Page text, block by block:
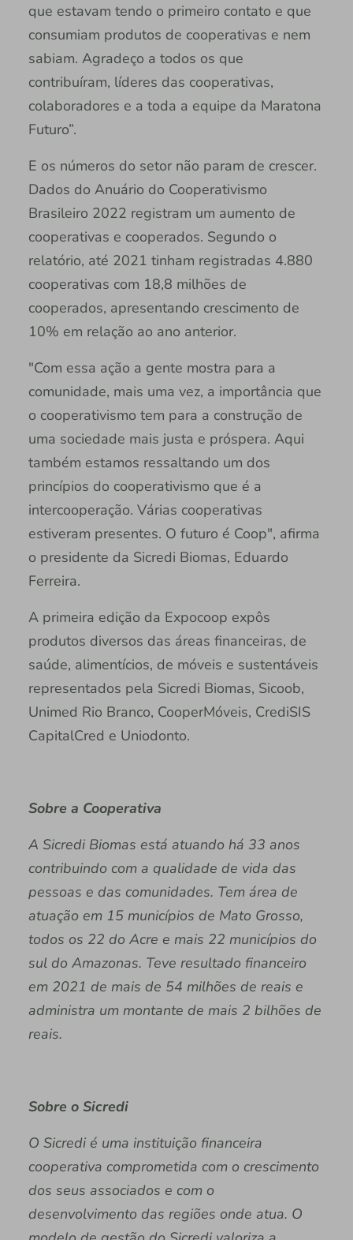
que estavam tendo o primeiro contato e que
consumiam produtos de cooperativas e nem
sabiam. Agradeço a todos os que
contribuíram, líderes das cooperativas,
colaboradores e a toda a equipe da Maratona
Futuro”.
E os números do setor não param de crescer.
Dados do Anuário do Cooperativismo
Brasileiro 2022 registram um aumento de
cooperativas e cooperados. Segundo o
relatório, até 2021 tinham registradas 4.880
cooperativas com 18,8 milhões de
cooperados, apresentando crescimento de
10% em relação ao ano anterior.
"Com essa ação a gente mostra para a
comunidade, mais uma vez, a importância que
o cooperativismo tem para a construção de
uma sociedade mais justa e próspera. Aqui
também estamos ressaltando um dos
princípios do cooperativismo que é a
intercooperação. Várias cooperativas
estiveram presentes. O futuro é Coop", afirma
o presidente da Sicredi Biomas, Eduardo
Ferreira.
A primeira edição da Expocoop expôs
produtos diversos das áreas financeiras, de
saúde, alimentícios, de móveis e sustentáveis
representados pela Sicredi Biomas, Sicoob,
Unimed Rio Branco, CooperMóveis, CrediSIS
CapitalCred e Uniodonto.
Sobre a Cooperativa
A Sicredi Biomas está atuando há 33 anos
contribuindo com a qualidade de vida das
pessoas e das comunidades. Tem área de
atuação em 15 municípios de Mato Grosso,
todos os 22 do Acre e mais 22 municípios do
sul do Amazonas. Teve resultado financeiro
em 2021 de mais de 54 milhões de reais e
administra um montante de mais 2 bilhões de
reais.
Sobre o Sicredi
O Sicredi é uma instituição financeira
cooperativa comprometida com o crescimento
dos seus associados e com o
desenvolvimento das regiões onde atua. O